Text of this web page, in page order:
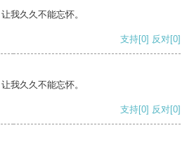
我久久不能忘怀。
支持[0] 反对[0]
我久久不能忘怀。
支持[0] 反对[0]